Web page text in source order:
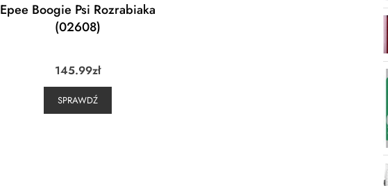
Epee Boogie Psi Rozrabiaka
(02608)
145.99zł
SPRAWDŹ